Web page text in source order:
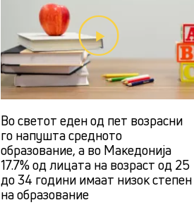
Во светот еден од пет возрасни
го напушта средното
образование, а во Македонија
17.7% од лицата на возраст од 25
до 34 години имаат низок степен
на образование